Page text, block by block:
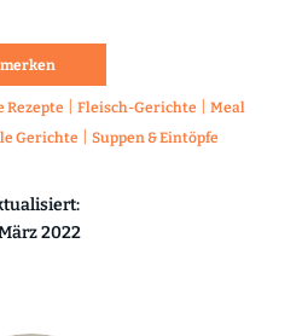
merken
Rezepte Fleisch-Gerichte
Meal
Gerichte |Suppen & Eintöpfe
2022